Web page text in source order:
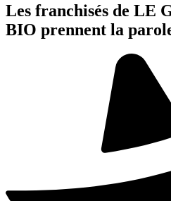
Les franchisés de LE
BIO prennent la